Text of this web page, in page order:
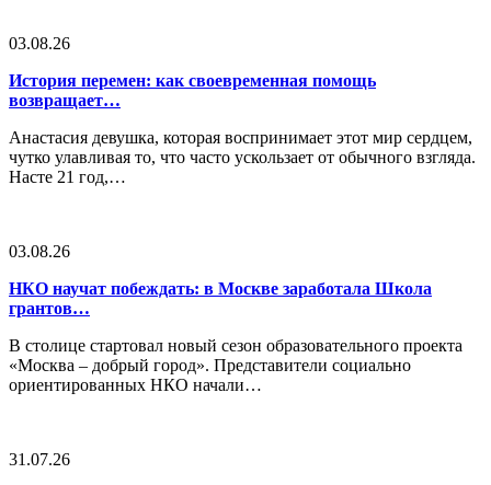
03.08.26
История перемен: как своевременная помощь
возвращает…
Анастасия девушка, которая воспринимает этот мир сердцем,
чутко улавливая то, что часто ускользает от обычного взгляда.
Насте 21 год,…
03.08.26
НКО научат побеждать: в Москве заработала Школа
грантов…
В столице стартовал новый сезон образовательного проекта
«Москва – добрый город». Представители социально
ориентированных НКО начали…
31.07.26